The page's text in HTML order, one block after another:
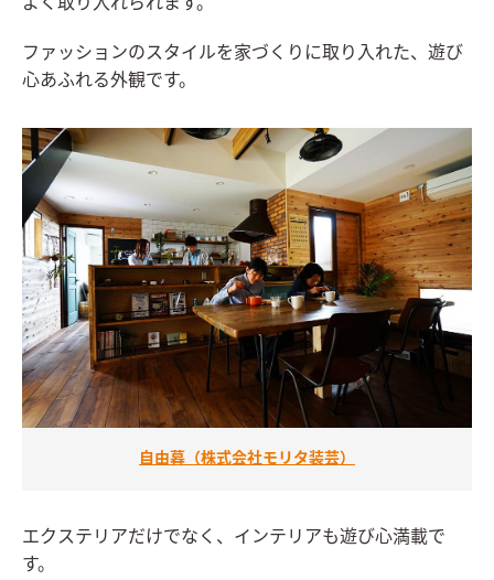
ファッションのスタイルを家づくりに取り入れた、遊び
心あふれる外観です。
自由暮（株式会社モリタ装芸）
エクステリアだけでなく、インテリアも遊び心満載で
す。